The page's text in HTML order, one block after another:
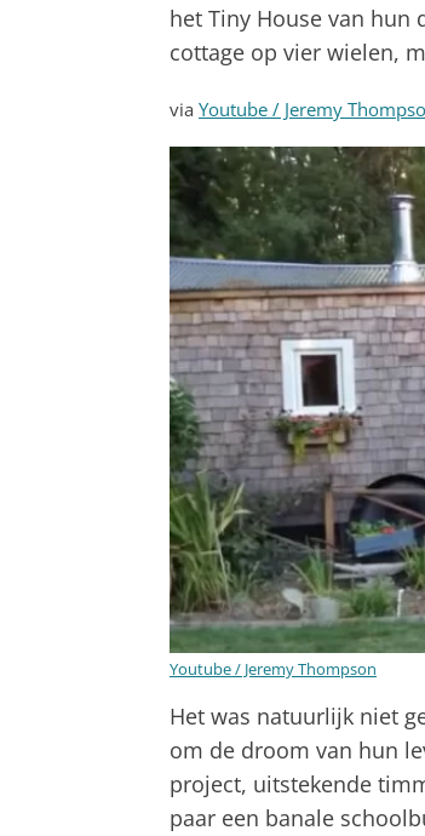
het Tiny House van
cottage op vier wielen,
via Youtube / Jeremy
Youtube / Jeremy Thompson
Het was natuurlijk niet
om de droom van hun
project, uitstekende
paar een banale